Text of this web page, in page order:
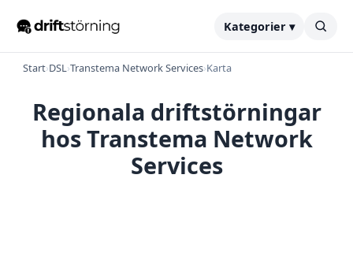
Kategorier ▾
Start›DSL›Transtema Network Services›Karta
Regionala driftstörningar
hos Transtema Network
Services